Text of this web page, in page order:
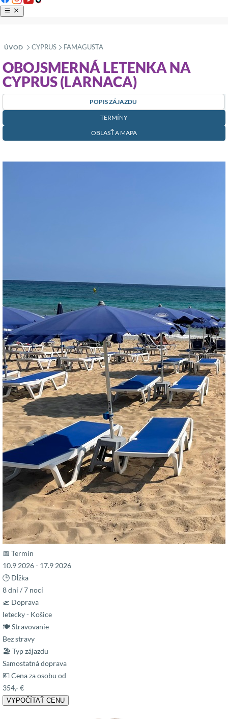
ÚVOD »
CYPRUS »
FAMAGUSTA
OBOJSMERNÁ LETENKA NA
CYPRUS (LARNACA)
POPIS ZÁJAZDU
TERMÍNY
OBLASŤ A MAPA
📅 Termín
10.9 2026 - 17.9 2026
🕒 Dĺžka
8 dní / 7 nocí
🛫 Doprava
letecky - Košice
🍽 Stravovanie
Bez stravy
🏖 Typ zájazdu
Samostatná doprava
💶 Cena za osobu od
354,- €
VYPOČÍTAŤ CENU